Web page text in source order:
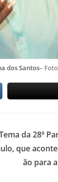
dos Santos–
da 28ª
que
ão para